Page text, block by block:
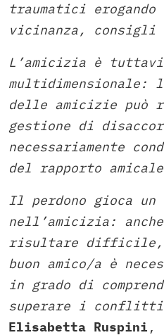
traumatici erogando
vicinanza, consigli
L’amicizia è
multidimensionale:
delle amicizie può
gestione di
necessariamente
del rapporto
Il perdono gioca un
nell’amicizia:
risultare difficile,
buon amico/a è
in grado di
superare i conflitti
Elisabetta Ruspini ,